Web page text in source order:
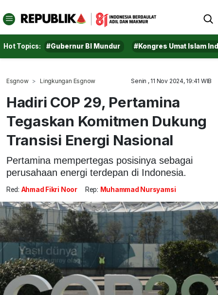
Hot Topics: #Gubernur BI Mundur #Kongres Umat Islam
Esgnow Lingkungan Esgnow Senin , 11 Nov 2024, 19:41 WIB
Hadiri COP 29, Pertamina
Tegaskan Komitmen Dukung
Transisi Energi Nasional
Pertamina mempertegas posisinya sebagai
perusahaan energi terdepan di Indonesia.
Red: Ahmad Fikri Noor Rep: Muhammad Nursyamsi